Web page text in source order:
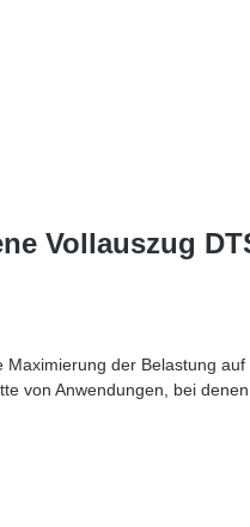
Vollauszug
der Belastung
von Anwendungen, bei